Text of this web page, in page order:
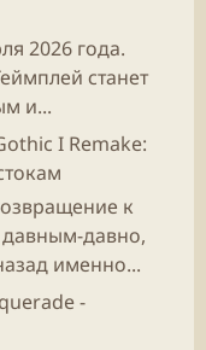
2026 года.
станет
и...
I Remake:
к
давным-давно,
именно...
-